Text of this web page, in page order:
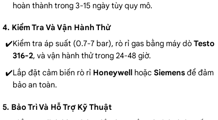
hoàn thành trong 3-15 ngày tùy quy mô.
4. Kiểm Tra Và Vận Hành Thử
Kiểm tra áp suất (0.7-7 bar), rò rỉ gas bằng máy dò Testo
316-2, và vận hành thử trong 24-48 giờ.
Lắp đặt cảm biến rò rỉ Honeywellhoặc Siemensđể đảm
bảo an toàn.
5. Bảo Trì Và Hỗ Trợ Kỹ Thuật